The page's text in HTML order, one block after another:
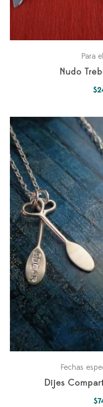
Para
Nudo
$
Fechas
Dijes
$